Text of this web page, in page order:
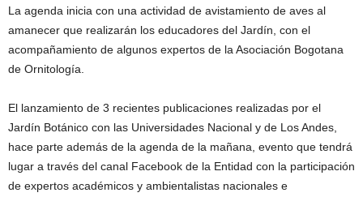
La agenda inicia con una actividad de avistamiento de aves al
amanecer que realizarán los educadores del Jardín, con el
acompañamiento de algunos expertos de la Asociación Bogotana
de Ornitología.
El lanzamiento de 3 recientes publicaciones realizadas por el
Jardín Botánico con las Universidades Nacional y de Los Andes,
hace parte además de la agenda de la mañana, evento que tendrá
lugar a través del canal Facebook de la Entidad con la participación
de expertos académicos y ambientalistas nacionales e